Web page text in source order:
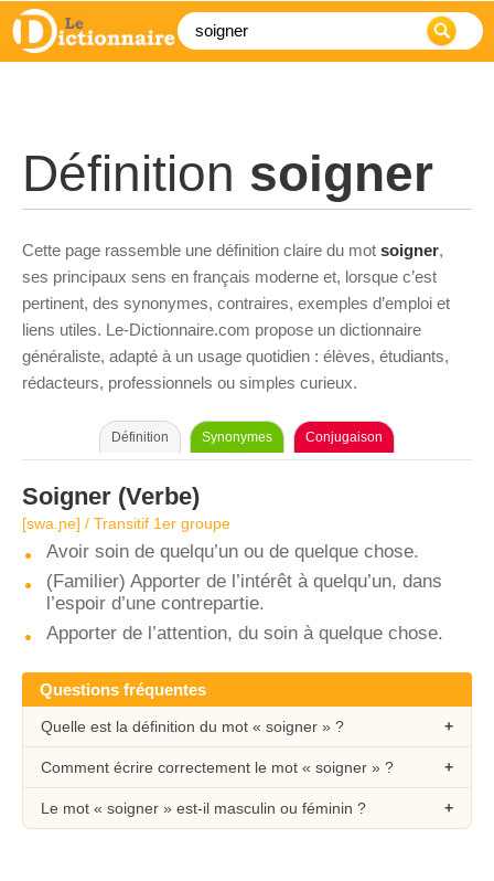
Définition soigner
Cette page rassemble une définition claire du mot soigner,
ses principaux sens en français moderne et, lorsque c’est
pertinent, des synonymes, contraires, exemples d’emploi et
liens utiles. Le-Dictionnaire.com propose un dictionnaire
généraliste, adapté à un usage quotidien : élèves, étudiants,
rédacteurs, professionnels ou simples curieux.
Définition Synonymes Conjugaison
Soigner (Verbe)
[swa.ɲe] / Transitif 1er groupe
Avoir soin de quelqu’un ou de quelque chose.
(Familier) Apporter de l’intérêt à quelqu’un, dans
l’espoir d’une contrepartie.
Apporter de l’attention, du soin à quelque chose.
Questions fréquentes
Quelle est la définition du mot « soigner » ?
Comment écrire correctement le mot « soigner » ?
Le mot « soigner » est-il masculin ou féminin ?